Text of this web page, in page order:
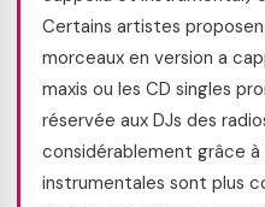
Certains artistes
morceaux en version a
maxis ou les CD singles
réservée aux DJs des
considérablement grâce
instrumentales sont plus